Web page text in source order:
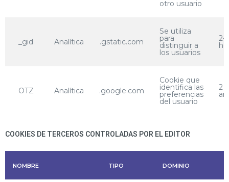
otro usuario
_gid Analítica .gstatic.com
Se utiliza
para
distinguir a
los usuarios
24
OTZ Analítica .google.com
Cookie que
identifica las
preferencias
del usuario
2
COOKIES DE TERCEROS CONTROLADAS POR EL EDITOR
NOMBRE TIPO DOMINIO